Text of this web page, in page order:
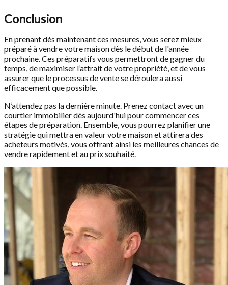
Conclusion
En prenant dès maintenant ces mesures, vous serez mieux
préparé à vendre votre maison dès le début de l'année
prochaine. Ces préparatifs vous permettront de gagner du
temps, de maximiser l’attrait de votre propriété, et de vous
assurer que le processus de vente se déroulera aussi
efficacement que possible.
N’attendez pas la dernière minute. Prenez contact avec un
courtier immobilier dès aujourd'hui pour commencer ces
étapes de préparation. Ensemble, vous pourrez planifier une
stratégie qui mettra en valeur votre maison et attirera des
acheteurs motivés, vous offrant ainsi les meilleures chances de
vendre rapidement et au prix souhaité.